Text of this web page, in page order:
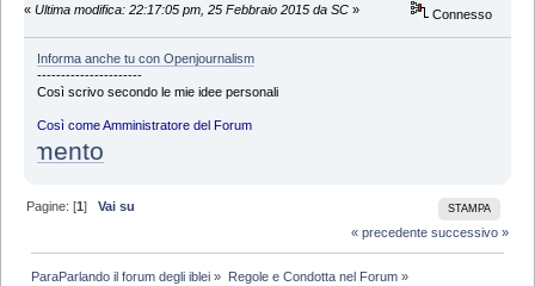
« Ultima modifica: 22:17:05 pm, 25 Febbraio 2015 da SC » Connesso
Informa anche tu con Openjournalism
----------------------
Così scrivo secondo le mie idee personali
Così come Amministratore del Forum
STAMPA
Pagine: [1]Vai su
« precedente successivo »
ParaParlando il forum degli iblei » Regole e Condotta nel Forum»